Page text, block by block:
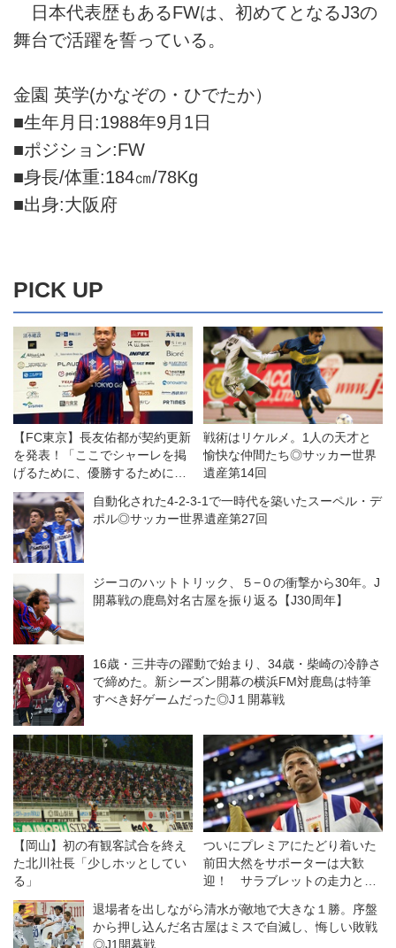
日本代表歴もあるFWは、初めてとなるJ3の
舞台で活躍を誓っている。
金園 英学(かなぞの・ひでたか）
■生年月日:1988年9月1日
■ポジション:FW
■身長/体重:184㎝/78Kg
■出身:大阪府
PICK UP
【FC東京】長友佑都が契約更新
を発表！「ここでシャーレを掲
げるために、優勝するために戦
いたい」
戦術はリケルメ。1人の天才と
愉快な仲間たち◎サッカー世界
遺産第14回
自動化された4-2-3-1で一時代を築いたスーペル・デ
ポル◎サッカー世界遺産第27回
ジーコのハットトリック、５−０の衝撃から30年。J
開幕戦の鹿島対名古屋を振り返る【J30周年】
16歳・三井寺の躍動で始まり、34歳・柴崎の冷静さ
で締めた。新シーズン開幕の横浜FM対鹿島は特筆
すべき好ゲームだった◎J１開幕戦
【岡山】初の有観客試合を終え
た北川社長「少しホッとしてい
る」
ついにプレミアにたどり着いた
前田大然をサポーターは大歓
迎！ サラブレットの走力と農
残留をもたらす！【英国通信】
退場者を出しながら清水が敵地で大きな１勝。序盤
から押し込んだ名古屋はミスで自滅し、悔しい敗戦
◎J1開幕戦